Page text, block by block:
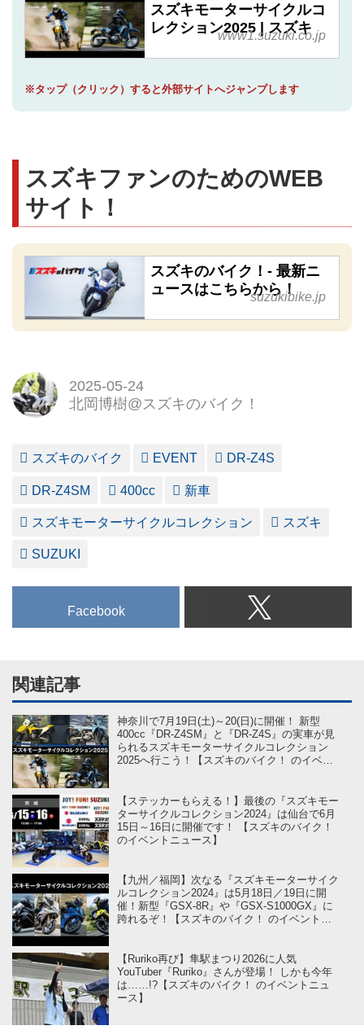
スズキモーターサイクルコ
レクション2025 | スズキ
www1.suzuki.co.jp
※タップ（クリック）すると外部サイトへジャンプします
スズキファンのためのWEB
サイト！
スズキのバイク！- 最新ニ
ュースはこちらから！
suzukibike.jp
2025-05-24
北岡博樹@スズキのバイク！
スズキのバイク EVENT DR-Z4S
DR-Z4SM 400cc 新車
スズキモーターサイクルコレクション スズキ
SUZUKI
Facebook
関連記事
神奈川で7月19日(土)～20(日)に開催！ 新型
400cc『DR-Z4SM』と『DR-Z4S』の実車が見
られるスズキモーターサイクルコレクション
2025へ行こう！【スズキのバイク！ のイベン
【ステッカーもらえる！】最後の『スズキモー
ターサイクルコレクション2024』は仙台で6月
15日～16日に開催です！ 【スズキのバイク！
のイベントニュース】
【九州／福岡】次なる『スズキモーターサイク
ルコレクション2024』は5月18日／19日に開
催！新型『GSX-8R』や『GSX-S1000GX』に
跨れるぞ！【スズキのバイク！ のイベントニ
【Ruriko再び】隼駅まつり2026に人気
YouTuber『Ruriko』さんが登場！ しかも今年
は……!?【スズキのバイク！ のイベントニュ
ース】